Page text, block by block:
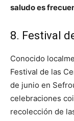
saludo es
8. Festival
Conocido
Festival de las
de junio en
celebraciones
recolección de